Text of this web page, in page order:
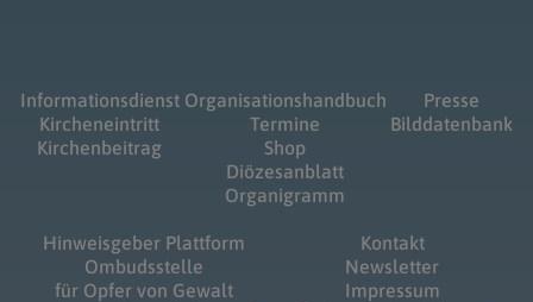
Informationsdienst
Kircheneintritt
Kirchenbeitrag
Organisationshandbuch
Termine
Shop
Diözesanblatt
Organigramm
Presse
Bilddatenbank
Hinweisgeber Plattform
Ombudsstelle
für Opfer von Gewalt
Kontakt
Newsletter
Impressum